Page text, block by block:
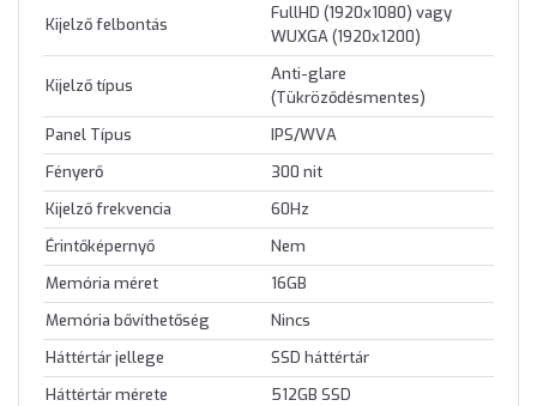
Kijelző felbontás
FullHD (1920x1080) vagy
WUXGA (1920x1200)
Kijelző típus
Anti-glare
(Tükröződésmentes)
Panel Típus
IPS/WVA
Fényerő
300 nit
Kijelző frekvencia
60Hz
Érintőképernyő
Nem
Memória méret
16GB
Memória bővíthetőség
Nincs
Háttértár jellege
SSD háttértár
Háttértár mérete
512GB SSD